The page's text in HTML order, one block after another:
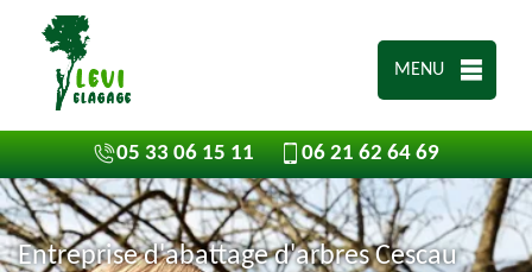
MENU
05 33 06 15 11 06 21 62 64 69
Entreprise d'abattage d'arbres Cescau